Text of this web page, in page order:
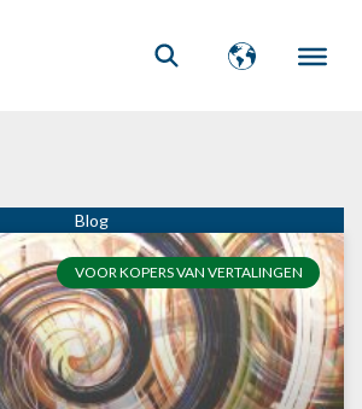
VOOR KOPERS VAN VERTALINGEN